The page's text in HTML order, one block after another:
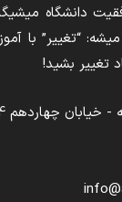
دانشگاه
“تغییر” با
تغییر بشید!
- خیابان چهاردهم 14